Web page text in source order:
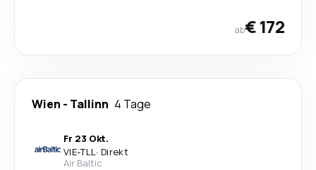
ab€ 172
Wien - Tallinn 4 Tage
Fr 23 Okt.
VIE-TLL· Direkt
Air Baltic